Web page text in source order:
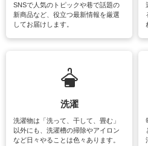
SNSで人気のトピックや巷で話題の
新商品など、役立つ最新情報を厳選
してお届けします。
洗濯
洗濯物は「洗って、干して、畳む」
以外にも、洗濯槽の掃除やアイロン
など日々やることは色々あります。